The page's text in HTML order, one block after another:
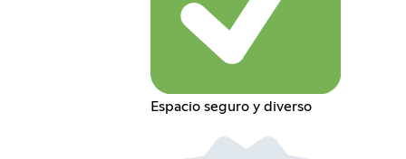
Espacio seguro y diverso